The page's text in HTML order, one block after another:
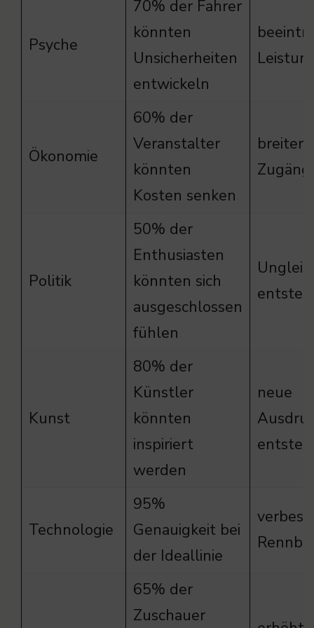
Psyche
70% der Fahrer
könnten
Unsicherheiten
entwickeln
Ökonomie
60% der
Veranstalter
könnten
Kosten senken
breitere
Politik
50% der
Enthusiasten
könnten sich
ausgeschlossen
fühlen
Kunst
80% der
Künstler
könnten
inspiriert
werden
neue
Technologie
95%
Genauigkeit bei
der Ideallinie
65% der
Zuschauer